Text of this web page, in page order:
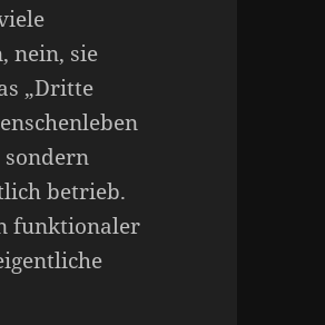
nein, sie
„Dritte
sondern
betrieb.
funktionaler